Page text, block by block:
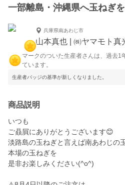
一部離島・沖縄県へ玉ねぎ
兵庫県南あわじ市
山本真也 | ㈱ヤマモト真
マークのついた生産者さんは、過去1
ています。
生産者バッジの基準が新しくなりました。
商品説明
いつも
ご贔屓にありがとうございます😊
淡路島の玉ねぎと言えば南あわじの
本場の玉ねぎを
是非お楽しみください(^o^)